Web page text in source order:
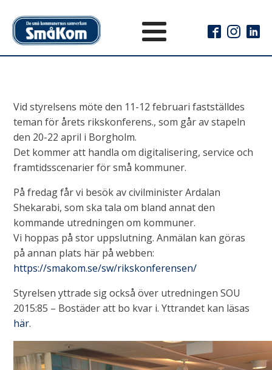
Vid styrelsens möte den 11-12 februari fastställdes
teman för årets rikskonferens., som går av stapeln
den 20-22 april i Borgholm.
Det kommer att handla om digitalisering, service och
framtidsscenarier för små kommuner.
På fredag får vi besök av civilminister Ardalan
Shekarabi, som ska tala om bland annat den
kommande utredningen om kommuner.
Vi hoppas på stor uppslutning. Anmälan kan göras
på annan plats här på webben:
https://smakom.se/sw/rikskonferensen/
Styrelsen yttrade sig också över utredningen SOU
2015:85 – Bostäder att bo kvar i. Yttrandet kan läsas
här.